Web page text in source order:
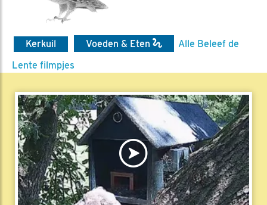
Kerkuil Voeden & Eten
Alle Beleef de
Lente filmpjes